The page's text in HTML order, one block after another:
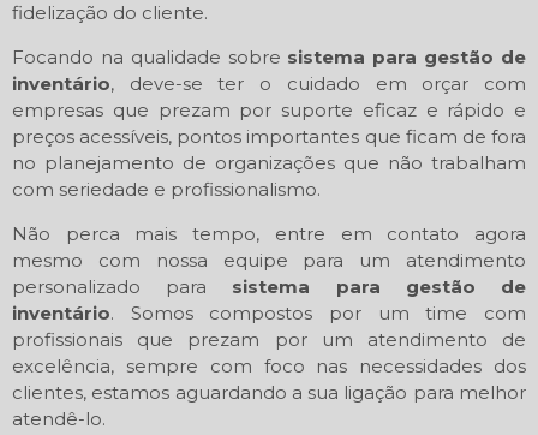
fidelização do cliente.
Focando na qualidade sobre sistema para gestão de
inventário, deve-se ter o cuidado em orçar com
empresas que prezam por suporte eficaz e rápido e
preços acessíveis, pontos importantes que ficam de fora
no planejamento de organizações que não trabalham
com seriedade e profissionalismo.
Não perca mais tempo, entre em contato agora
mesmo com nossa equipe para um atendimento
personalizado para sistema para gestão de
inventário. Somos compostos por um time com
profissionais que prezam por um atendimento de
excelência, sempre com foco nas necessidades dos
clientes, estamos aguardando a sua ligação para melhor
atendê-lo.